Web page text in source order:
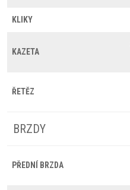
KLIKY
KAZETA
ŘETĚZ
BRZDY
PŘEDNÍ BRZDA